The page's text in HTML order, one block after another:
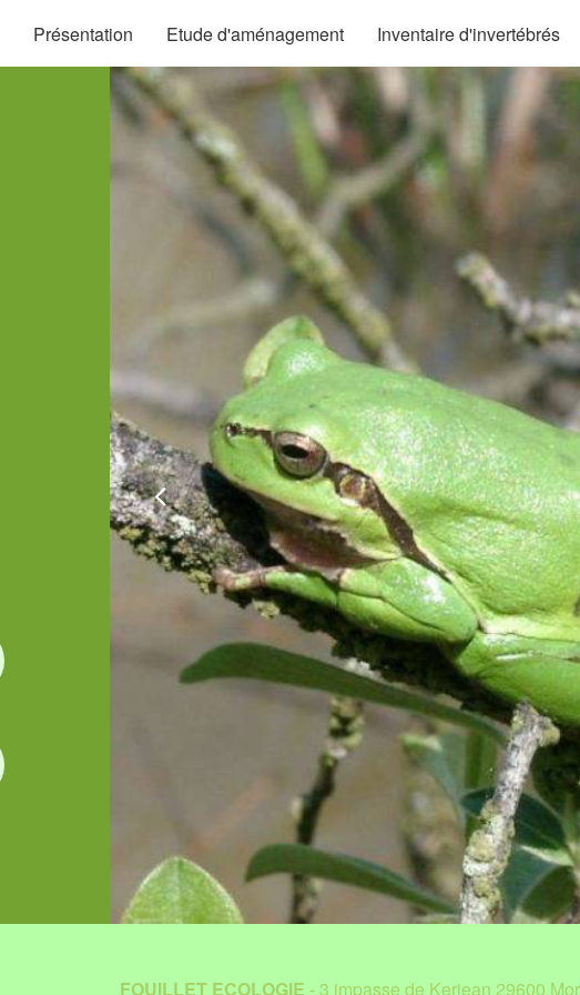
Présentation Etude d'aménagement Inventaire d'invertébrés
Précédent
FOUILLET ECOLOGIE - 3 impasse de Kerjean 29600